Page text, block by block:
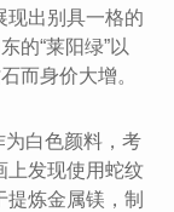
现出别具一格的
的“莱阳绿”以
而身价大增。
为白色颜料，考
上发现使用蛇纹
炼金属镁，制